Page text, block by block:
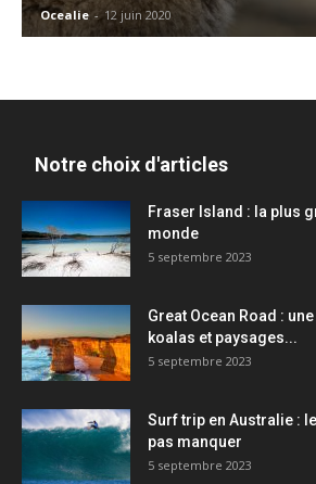
Ocealie - 12 juin 2020
Notre choix d'articles
Fraser Island : la plus
monde
5 septembre 2023
Great Ocean Road :
koalas et paysages...
5 septembre 2023
Surf trip en Australie :
pas manquer
5 septembre 2023